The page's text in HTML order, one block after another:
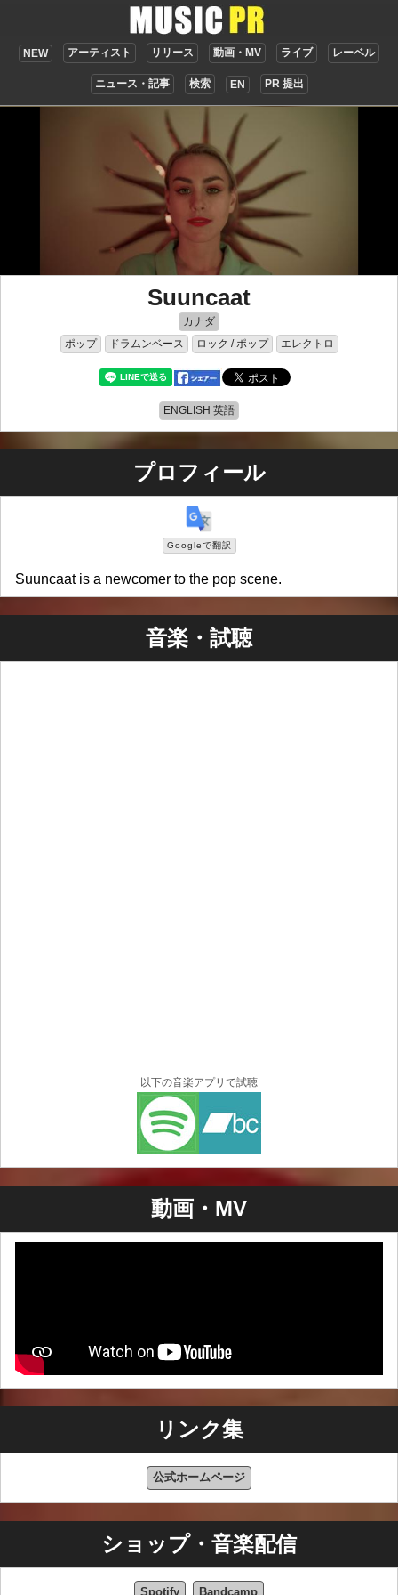
NEW アーティスト リリース 動画・MV ライブ レーベル
ニュース・記事 検索 EN PR 提出
Suuncaat
カナダ
ポップ
ドラムンベース ロック / ポップ エレクトロ
ENGLISH 英語
プロフィール
Googleで翻訳
Suuncaat is a newcomer to the pop scene.
音楽・試聴
以下の音楽アプリで試聴
動画・MV
リンク集
公式ホームページ
ショップ・音楽配信
Spotify Bandcamp